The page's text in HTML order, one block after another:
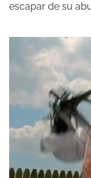
escapar de su